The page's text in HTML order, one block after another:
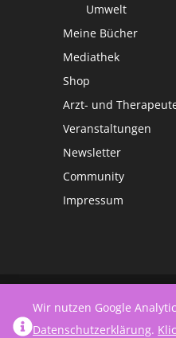
Umwelt
Meine Bücher
Mediathek
Shop
Arzt- und
Veranstaltungen
Newsletter
Community
Impressum
Wir nutzen Google
Datenschutzerklärung.